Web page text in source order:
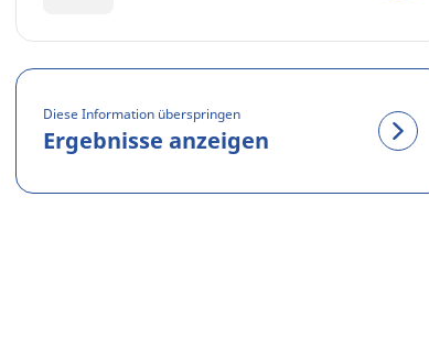
Diese Information überspringen
Ergebnisse anzeigen